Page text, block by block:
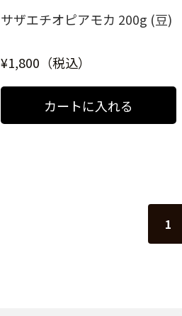
サザエチオピアモカ 200g (豆)
¥1,800（税込）
1